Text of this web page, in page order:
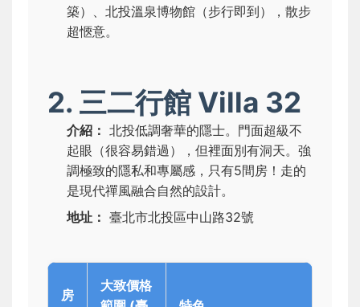
築）、北投溫泉博物館（步行即到），散步
超愜意。
2. 三二行館 Villa 32
介紹： 北投低調奢華的隱士。門面超級不
起眼（很容易錯過），但裡面別有洞天。強
調極致的隱私和專屬感，只有5間房！走的
是現代禪風融合自然的設計。
地址： 臺北市北投區中山路32號
房
大致價格